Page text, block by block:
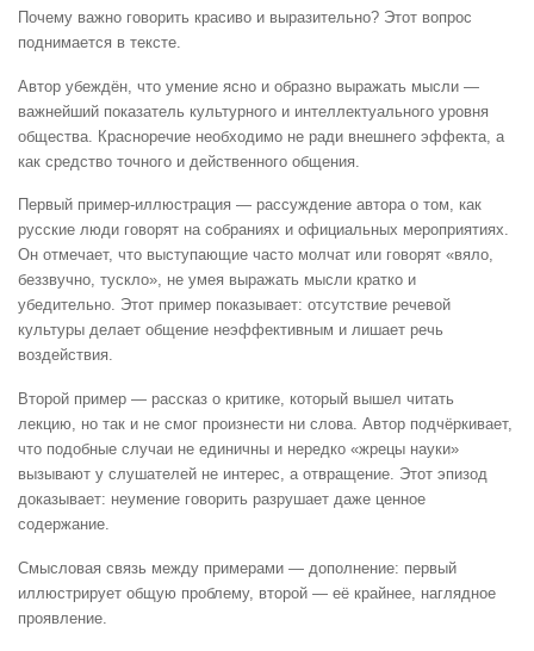
Почему важно говорить красиво и выразительно? Этот вопрос
поднимается в тексте.
Автор убеждён, что умение ясно и образно выражать мысли —
важнейший показатель культурного и интеллектуального уровня
общества. Красноречие необходимо не ради внешнего эффекта, а
как средство точного и действенного общения.
Первый пример-иллюстрация — рассуждение автора о том, как
русские люди говорят на собраниях и официальных мероприятиях.
Он отмечает, что выступающие часто молчат или говорят «вяло,
беззвучно, тускло», не умея выражать мысли кратко и
убедительно. Этот пример показывает: отсутствие речевой
культуры делает общение неэффективным и лишает речь
воздействия.
Второй пример — рассказ о критике, который вышел читать
лекцию, но так и не смог произнести ни слова. Автор подчёркивает,
что подобные случаи не единичны и нередко «жрецы науки»
вызывают у слушателей не интерес, а отвращение. Этот эпизод
доказывает: неумение говорить разрушает даже ценное
содержание.
Смысловая связь между примерами — дополнение: первый
иллюстрирует общую проблему, второй — её крайнее, наглядное
проявление.